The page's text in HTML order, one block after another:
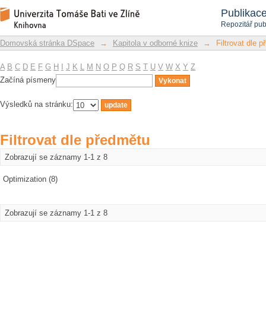
Repozitář
Filtrovat dle předmětu
Repozitář DSpace/Manakin
Domovská stránka DSpace → Kapitola v odborné knize → Filtrovat dle
A B C D E F G H J K L M N O P Q R S T U V W X Y Z
Začíná písmeny
Výsledků na stránku:
Filtrovat dle předmětu
Zobrazují se záznamy 1-1 z 8
Optimization (8)
Zobrazují se záznamy 1-1 z 8